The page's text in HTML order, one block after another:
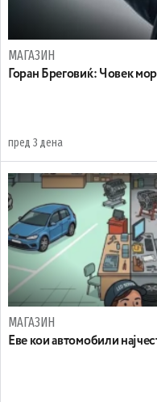
МАГАЗИН
Горан Бреговиќ: Човек
пред 3 дена
МАГАЗИН
Еве кои автомобили